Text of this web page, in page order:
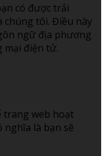
có được trải
chúng tôi. Điều này
ngữ địa phương
mại điện tử.
trang web hoạt
nghĩa là bạn sẽ